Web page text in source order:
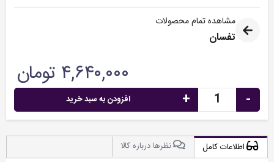
مشاهده تمام محصولات
تفسان
۴,۶۴۰,۰۰۰ تومان
-
+ افزودن به سبد خرید
اطلاعات کامل نظرها درباره کالا